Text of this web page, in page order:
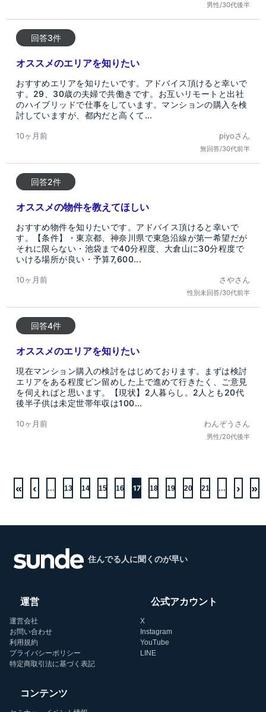
男性/30代後半
回答3件
オススメのエリアを知りたい
おすすめエリアを知りたいです。アドバイス頂けると幸いで
す。29、30歳の夫婦で共働きです。お互いリモートと出社
のハイブリッドで仕事をしています。マンションの購入を検
討していますが、都内だと高くて...
10ヶ月前 piyoさん
無回答/30代前半
回答2件
オススメの物件を教えてほしい
おすすめ物件を知りたいです。アドバイス頂けると幸いで
す。【条件】・東京都、神奈川県で東急沿線が第一希望だが
それに限らない・池袋まで40分程度、大倉山に30分程度で
いける場所が良い・予算7,600...
10ヶ月前 さやさん
性別未回答/30代前半
回答4件
オススメのエリアを知りたい
現在マンション購入の検討をはじめております。まずは検討
エリアをある程度ピン留めした上で進めて行きたく、ご意見
を伺えればと思います。【現状】2人暮らし。2人とも20代
後半子供は未定世帯年収は100...
10ヶ月前 わんぞうさん
男性/20代後半
« ‹ ... 13 14 15 16 17 18 19 20 21 ... › »
住んでる人に聞くのが早い
運営
運営会社
お問い合わせ
利用規約
プライバシーポリシー
特定商取引法に基づく表記
公式アカウント
X
Instagram
YouTube
LINE
コンテンツ